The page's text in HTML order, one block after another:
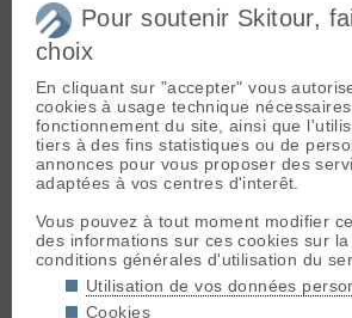
Depuis le rivier d'Allemont
Départ :Rivier d'Allemont
(1276 m) - Grenoble > 5km avant
bourg d'oisans prendre à gauche la
route du col du Glandon jusqu'au
Rivier d'Allemont.
Parking au village sur les
emplacements dédiés.
Itinéraire :Du Rivier
d'Allemond, prendre la route vers
les Roncières jusqu'au ruisseau
Pour soutenir Skitour,
choix
En cliquant sur "accepter" vous
cookies à usage technique
fonctionnement du site, ainsi que
tiers à des fins statistiques ou de
annonces pour vous proposer des
adaptées à vos centres d'interêt.
Vous pouvez à tout moment modifier
des informations sur ces cookies sur
conditions générales d'utilisation du
Utilisation de vos données
Cookies